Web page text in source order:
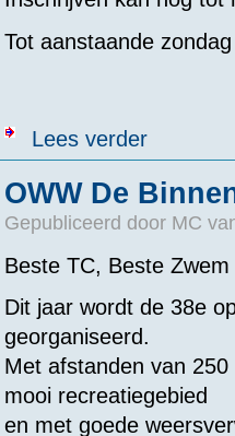
Tot aanstaande
Lees verderover PIN-
OWW De
Gepubliceerd door MC
Beste TC, Beste
Dit jaar wordt de 38e
georganiseerd.
Met afstanden van
mooi recreatiegebied
en met goede